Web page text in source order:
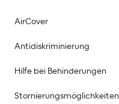
AirCover
Antidiskriminierung
Hilfe bei Behinderungen
Stornierungsmöglichkeiten